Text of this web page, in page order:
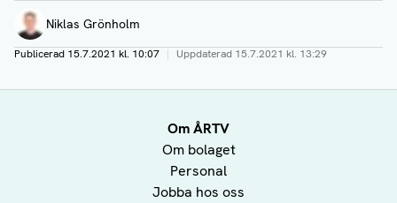
Niklas Grönholm
Publicerad 15.7.2021 kl. 10:07 | Uppdaterad 15.7.2021 kl. 13:29
Om ÅRTV
Om bolaget
Personal
Jobba hos oss